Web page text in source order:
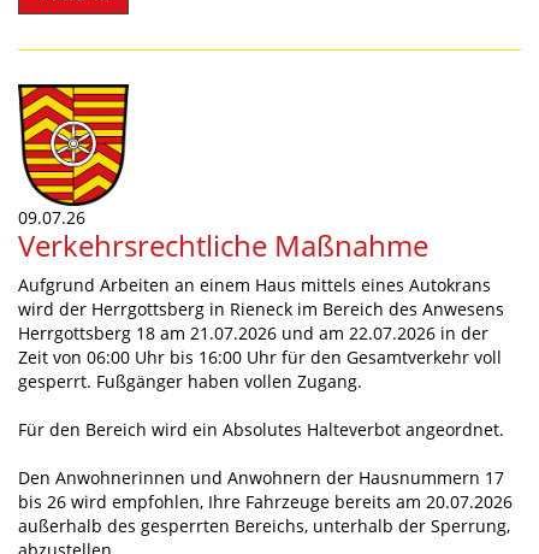
09.07.26
Verkehrsrechtliche Maßnahme
Aufgrund Arbeiten an einem Haus mittels eines Autokrans
wird der Herrgottsberg in Rieneck im Bereich des Anwesens
Herrgottsberg 18 am 21.07.2026 und am 22.07.2026 in der
Zeit von 06:00 Uhr bis 16:00 Uhr für den Gesamtverkehr voll
gesperrt. Fußgänger haben vollen Zugang.
Für den Bereich wird ein Absolutes Halteverbot angeordnet.
Den Anwohnerinnen und Anwohnern der Hausnummern 17
bis 26 wird empfohlen, Ihre Fahrzeuge bereits am 20.07.2026
außerhalb des gesperrten Bereichs, unterhalb der Sperrung,